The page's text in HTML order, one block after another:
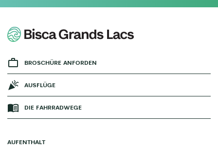
BROSCHÜRE ANFORDEN
AUSFLÜGE
DIE FAHRRADWEGE
AUFENTHALT